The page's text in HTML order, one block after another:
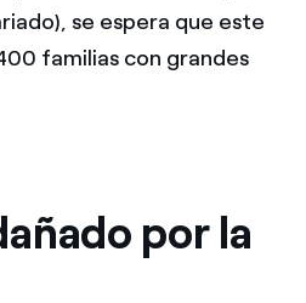
se espera que este
familias con grandes
por la